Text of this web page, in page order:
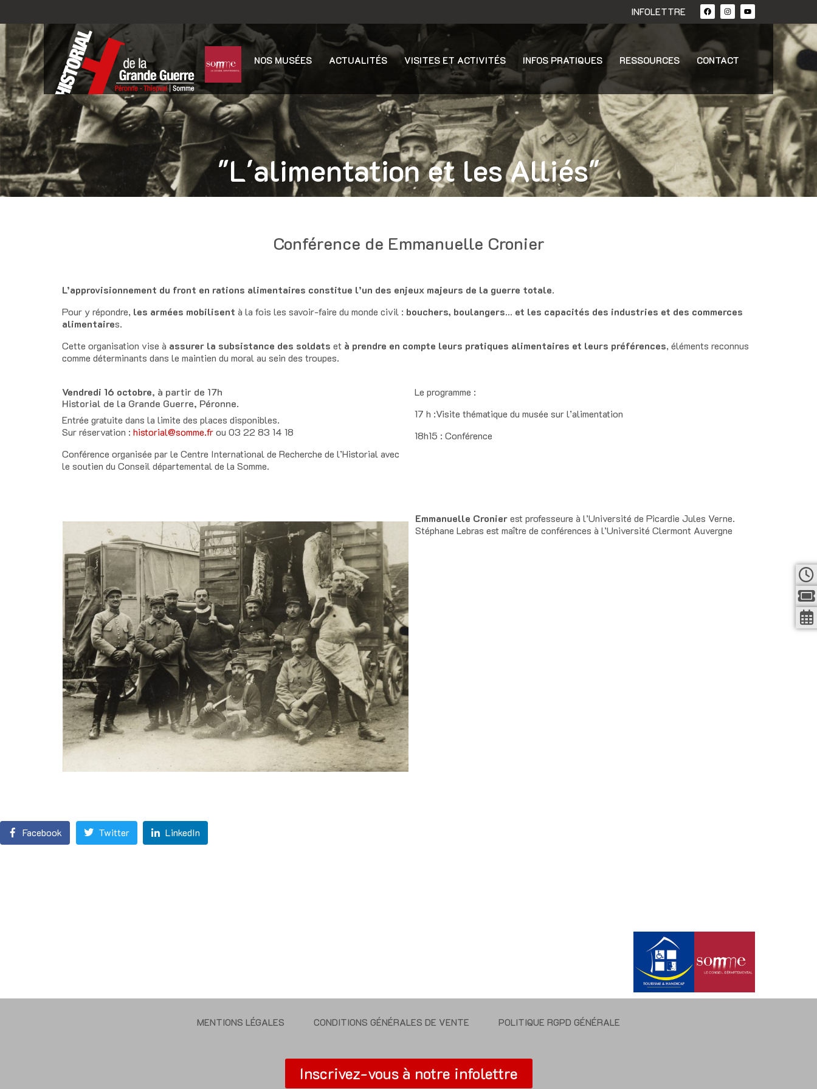
INFOLETTRE
NOS MUSÉES ACTUALITÉS VISITES ET ACTIVITÉS INFOS PRATIQUES RESSOURCES CONTACT
"L'alimentation et les Alliés"
Conférence de Emmanuelle Cronier
L’approvisionnement du front en rations alimentaires constitue l’un des enjeux majeurs de la guerre totale.
Pour y répondre, les armées mobilisent à la fois les savoir-faire du monde civil : bouchers, boulangers… et les capacités des industries et des commerces
alimentaires.
Cette organisation vise à assurer la subsistance des soldats et à prendre en compte leurs pratiques alimentaires et leurs préférences, éléments reconnus
comme déterminants dans le maintien du moral au sein des troupes.
Vendredi 16 octobre, à partir de 17h
Historial de la Grande Guerre, Péronne.
Entrée gratuite dans la limite des places disponibles.
Sur réservation : historial@somme.frou 03 22 83 14 18
Conférence organisée par le Centre International de Recherche de l’Historial avec
le soutien du Conseil départemental de la Somme.
Le programme :
17 h :Visite thématique du musée sur l’alimentation
18h15 : Conférence
Emmanuelle Cronierest professeure à l’Université de Picardie Jules Verne.
Stéphane Lebras est maître de conférences à l’Université Clermont Auvergne
Facebook Twitter LinkedIn
MENTIONS LÉGALES CONDITIONS GÉNÉRALES DE VENTE POLITIQUE RGPD GÉNÉRALE
Inscrivez-vous à notre infolettre